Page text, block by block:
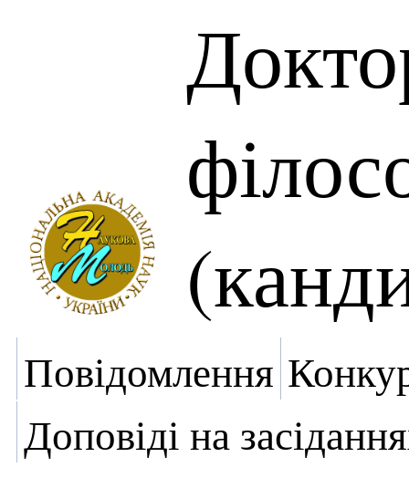
Повідомлення
Доповіді на